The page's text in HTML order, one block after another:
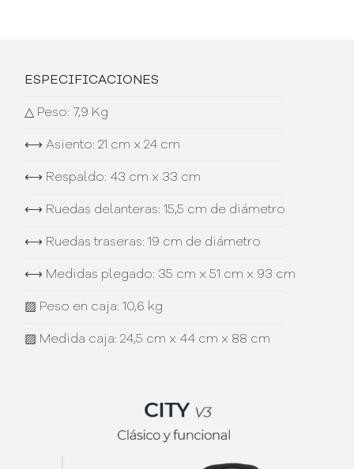
ESPECIFICACIONES
△ Peso: 7,9 Kg
⟷ Asiento: 21 cm x 24 cm
⟷ Respaldo: 43 cm x 33 cm
⟷ Ruedas delanteras: 15,5 cm de diámetro
⟷ Ruedas traseras: 19 cm de diámetro
⟷ Medidas plegado: 35 cm x 51 cm x 93 cm
▨ Peso en caja: 10,6 kg
▨ Medida caja: 24,5 cm x 44 cm x 88 cm